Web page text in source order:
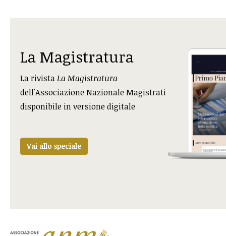
La Magistratura
La rivistaLa Magistratura
dell'Associazione Nazionale Magistrati
disponibile in versione digitale
Vai allo speciale